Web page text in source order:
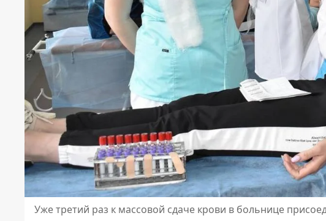
Уже третий раз к массовой сдаче крови в больнице